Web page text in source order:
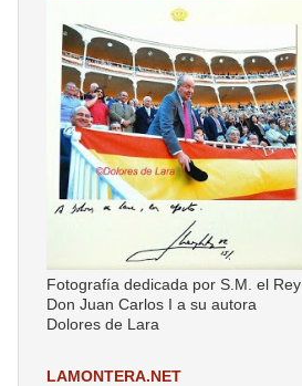
Fotografía dedicada por S.M. el Rey
Don Juan Carlos I a su autora
Dolores de Lara
LAMONTERA.NET